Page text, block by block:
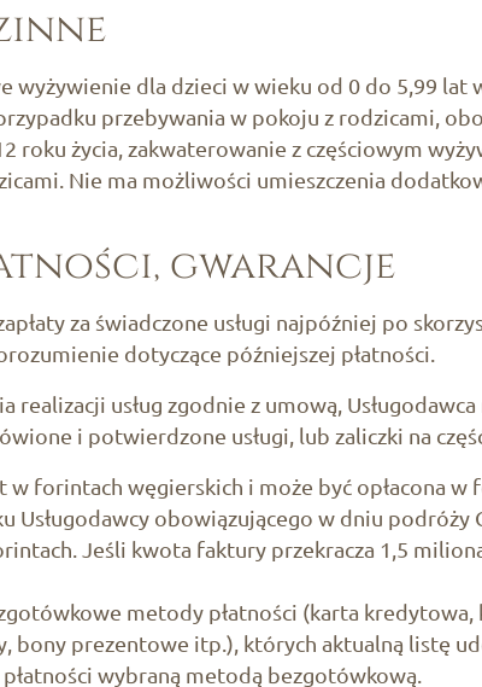
wyżywienie dla dzieci w wieku od 0 do 5,99
przebywania w pokoju z rodzicami,
roku życia, zakwaterowanie z częściowym
Nie ma możliwości umieszczenia
gwarancje
za świadczone usługi najpóźniej po
dotyczące późniejszej płatności.
realizacji usług zgodnie z umową,
i potwierdzone usługi, lub zaliczki na
w forintach węgierskich i może być opłacona
Usługodawcy obowiązującego w dniu
Jeśli kwota faktury przekracza 1,5
metody płatności (karta
bony prezentowe itp.), których aktualną listę
wybraną metodą bezgotówkową.